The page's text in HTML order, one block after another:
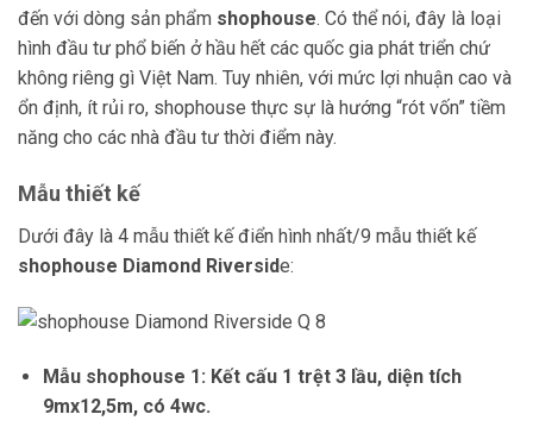
đến với dòng sản phẩm shophouse. Có thể nói, đây là loại
hình đầu tư phổ biến ở hầu hết các quốc gia phát triển chứ
không riêng gì Việt Nam. Tuy nhiên, với mức lợi nhuận cao và
ổn định, ít rủi ro, shophouse thực sự là hướng “rót vốn” tiềm
năng cho các nhà đầu tư thời điểm này.
Mẫu thiết kế
Dưới đây là 4 mẫu thiết kế điển hình nhất/9 mẫu thiết kế
shophouse Diamond Riverside:
Mẫu shophouse 1: Kết cấu 1 trệt 3 lầu, diện tích
9mx12,5m, có 4wc.